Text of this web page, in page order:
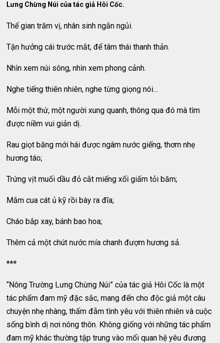
Lưng Chừng Núi của tác giả Hôi Cốc.
Thế gian trăm vị, nhân sinh ngắn ngủi.
Tận hưởng cái trước mắt, để tâm thái thanh thản.
Nhìn xem núi sông, nhìn xem phong cảnh.
Nghe tiếng thiên nhiên, nghe từng giọng nói…
Mỗi một thứ, một người xung quanh, thông qua đó mà tìm
được niềm vui giản dị.
Rau giọt băng mới hái được ngâm nước giếng, thơm nhẹ
hương táo;
Trứng vịt muối dầu đỏ cắt miếng xối giấm tỏi băm;
Mắm cua cát ủ kỹ rồi bày ra đĩa;
Cháo bắp xay, bánh bao hoa;
Thêm cả một chút nước mía chanh đượm hương sả.
***
“Nông Trường Lưng Chừng Núi” của tác giả Hôi Cốc là một
tác phẩm đam mỹ đặc sắc, mang đến cho độc giả một câu
chuyện nhẹ nhàng, thấm đẫm tình yêu với thiên nhiên và cuộc
sống bình dị nơi nông thôn. Không giống với những tác phẩm
đam mỹ khác thường tập trung vào mối quan hệ yêu đương